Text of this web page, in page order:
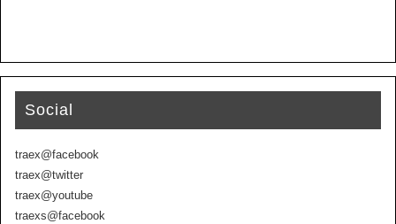
Social
traex@facebook
traex@twitter
traex@youtube
traexs@facebook